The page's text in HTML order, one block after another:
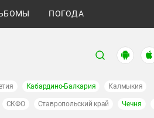
ПОГОДА
Кабардино-Балкария Калмыкия
СКФО Ставропольский край Чечня